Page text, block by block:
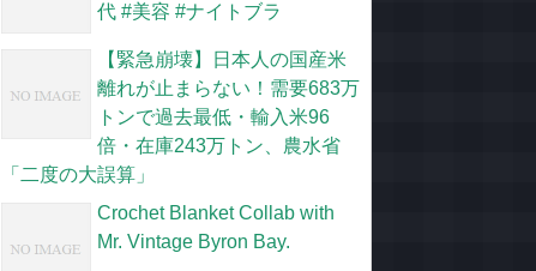
代 #美容 #ナイトブラ
【緊急崩壊】日本人の国産米
離れが止まらない！需要683万
トンで過去最低・輸入米96
倍・在庫243万トン、農水省
「二度の大誤算」
Crochet Blanket Collab with
Mr. Vintage Byron Bay.